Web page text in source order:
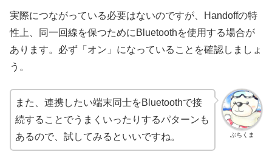
実際につながっている必要はないのですが、Handoffの特
性上、同一回線を保つためにBluetoothを使用する場合が
あります。必ず「オン」になっていることを確認しましょ
う。
ぶちくま
また、連携したい端末同士をBluetoothで接
続することでうまくいったりするパターンも
あるので、試してみるといいですね。